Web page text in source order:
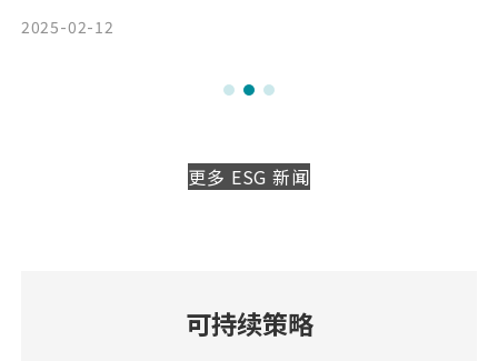
（S&P Global）编制，非常权威。
2025-02-12
更多 ESG 新闻
可持续策略